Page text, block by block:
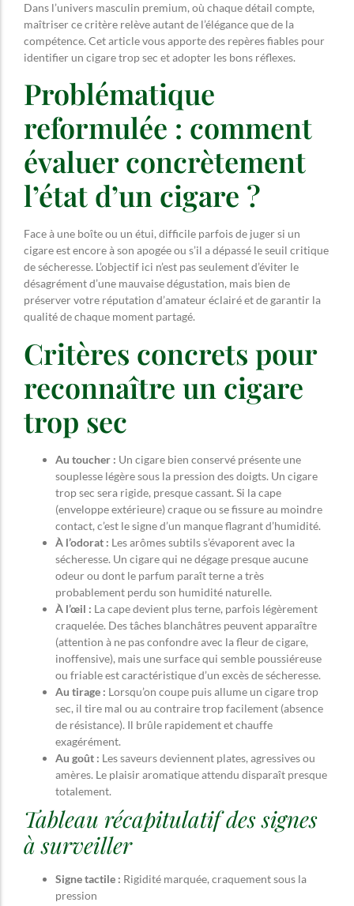
Dans l’univers masculin premium, où chaque détail compte,
maîtriser ce critère relève autant de l’élégance que de la
compétence. Cet article vous apporte des repères fiables pour
identifier un cigare trop sec et adopter les bons réflexes.
Problématique
reformulée : comment
évaluer concrètement
l’état d’un cigare ?
Face à une boîte ou un étui, difficile parfois de juger si un
cigare est encore à son apogée ou s’il a dépassé le seuil critique
de sécheresse. L’objectif ici n’est pas seulement d’éviter le
désagrément d’une mauvaise dégustation, mais bien de
préserver votre réputation d’amateur éclairé et de garantir la
qualité de chaque moment partagé.
Critères concrets pour
reconnaître un cigare
trop sec
Au toucher : Un cigare bien conservé présente une
souplesse légère sous la pression des doigts. Un cigare
trop sec sera rigide, presque cassant. Si la cape
(enveloppe extérieure) craque ou se fissure au moindre
contact, c’est le signe d’un manque flagrant d’humidité.
À l’odorat : Les arômes subtils s’évaporent avec la
sécheresse. Un cigare qui ne dégage presque aucune
odeur ou dont le parfum paraît terne a très
probablement perdu son humidité naturelle.
À l’œil : La cape devient plus terne, parfois légèrement
craquelée. Des tâches blanchâtres peuvent apparaître
(attention à ne pas confondre avec la fleur de cigare,
inoffensive), mais une surface qui semble poussiéreuse
ou friable est caractéristique d’un excès de sécheresse.
Au tirage : Lorsqu’on coupe puis allume un cigare trop
sec, il tire mal ou au contraire trop facilement (absence
de résistance). Il brûle rapidement et chauffe
exagérément.
Au goût : Les saveurs deviennent plates, agressives ou
amères. Le plaisir aromatique attendu disparaît presque
totalement.
Tableau récapitulatif des signes
à surveiller
Signe tactile : Rigidité marquée, craquement sous la
pression